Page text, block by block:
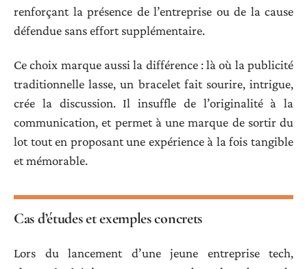
renforçant la présence de l’entreprise ou de la cause
défendue sans effort supplémentaire.
Ce choix marque aussi la différence : là où la publicité
traditionnelle lasse, un bracelet fait sourire, intrigue,
crée la discussion. Il insuffle de l’originalité à la
communication, et permet à une marque de sortir du
lot tout en proposant une expérience à la fois tangible
et mémorable.
Cas d’études et exemples concrets
Lors du lancement d’une jeune entreprise tech,